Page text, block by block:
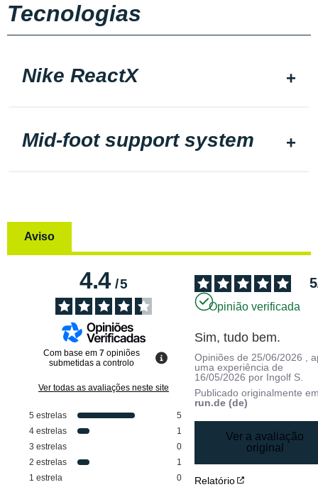
Tecnologias
Nike ReactX
Mid-foot support system
Aviso
4.4/5
Com base em 7 opiniões
submetidas a controlo
Ver todas as avaliações neste site
5 estrelas
5
4 estrelas
1
3 estrelas
0
2 estrelas
1
1 estrela 0
5
Opinião verificada
Sim, tudo bem.
Opiniões de 25/06/2026
,
uma experiência de
16/05/2026 por Ingolf S.
Publicado originalmente
run.de (de)
Ver a avaliação
original
Relatório